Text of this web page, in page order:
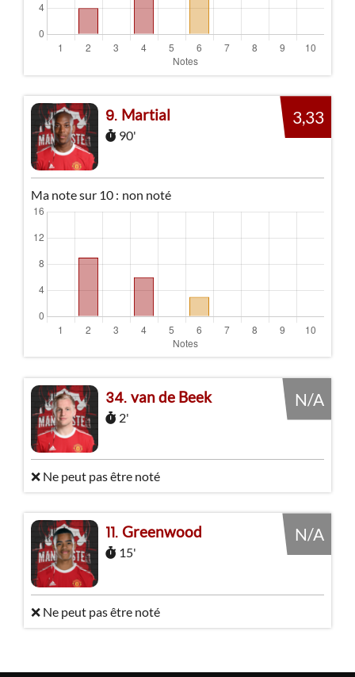
9 Martial
90'
3,33
Ma note sur 10 : non noté
34 van de Beek
2'
N/A
❌ Ne peut pas être noté
11 Greenwood
15'
N/A
❌ Ne peut pas être noté